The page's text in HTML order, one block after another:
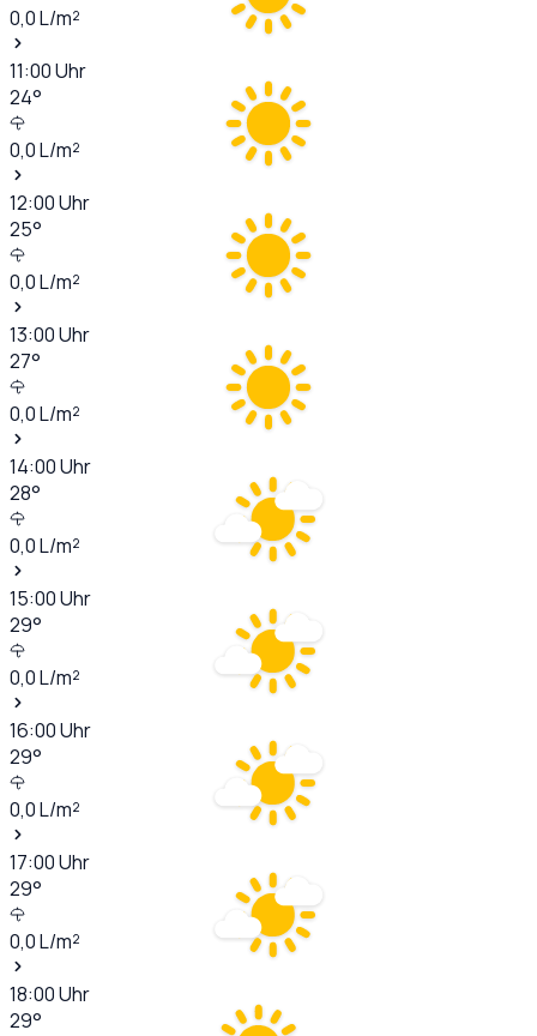
0,0L/m²
11:00Uhr
24°
0,0L/m²
12:00Uhr
25°
0,0L/m²
13:00Uhr
27°
0,0L/m²
14:00Uhr
28°
0,0L/m²
15:00Uhr
29°
0,0L/m²
16:00Uhr
29°
0,0L/m²
17:00Uhr
29°
0,0L/m²
18:00Uhr
29°